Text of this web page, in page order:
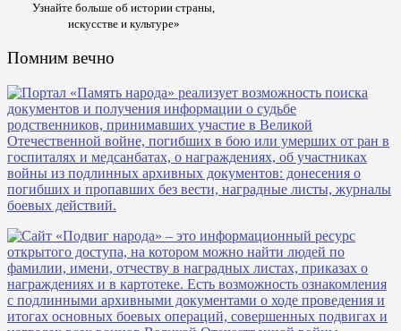
Узнайте больше об истории страны,
искусстве и культуре»
Помним вечно